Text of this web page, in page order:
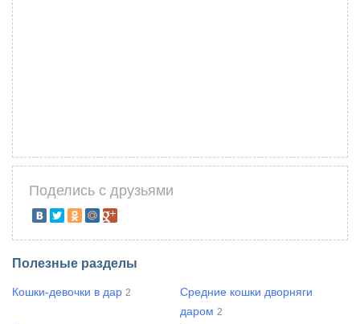
Поделись с друзьями
Полезные разделы
Кошки-девочки в дар 2
Средние кошки дворняги
даром 2